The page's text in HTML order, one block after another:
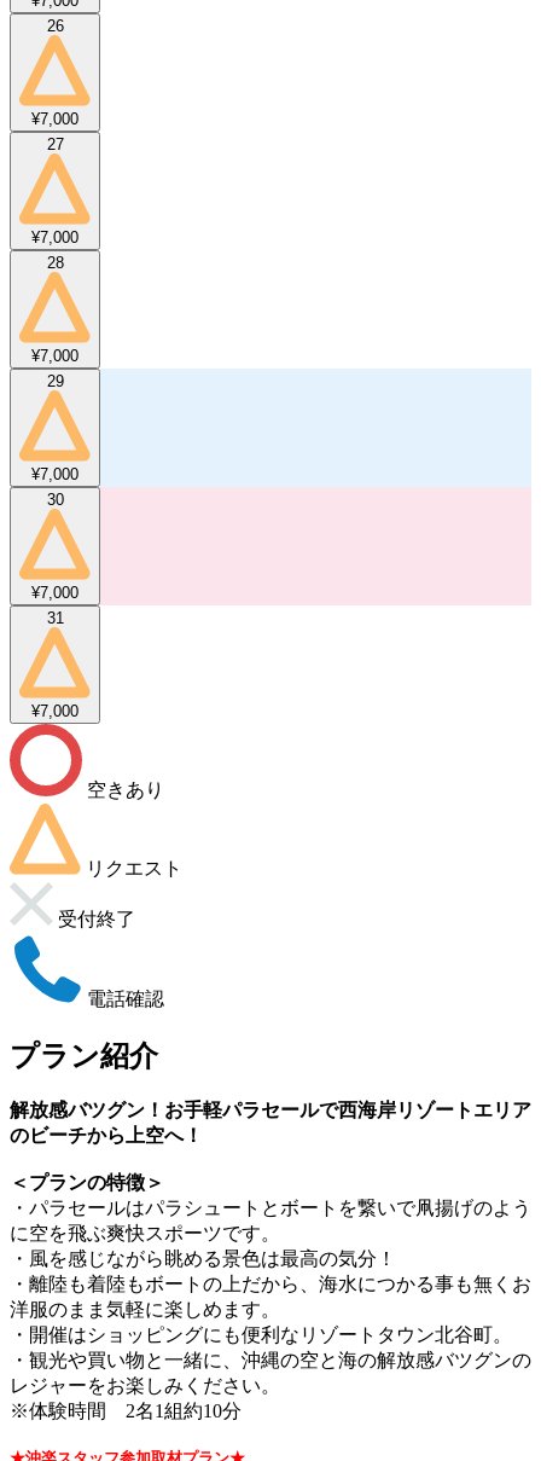
26
¥7,000
27
¥7,000
28
¥7,000
29
¥7,000
30
¥7,000
31
¥7,000
空きあり
リクエスト
受付終了
電話確認
プラン紹介
解放感バツグン！お手軽パラセールで西海岸リゾートエリア
のビーチから上空へ！
＜プランの特徴＞
・パラセールはパラシュートとボートを繋いで凧揚げのよう
に空を飛ぶ爽快スポーツです。
・風を感じながら眺める景色は最高の気分！
・離陸も着陸もボートの上だから、海水につかる事も無くお
洋服のまま気軽に楽しめます。
・開催はショッピングにも便利なリゾートタウン北谷町。
・観光や買い物と一緒に、沖縄の空と海の解放感バツグンの
レジャーをお楽しみください。
※体験時間 2名1組約10分